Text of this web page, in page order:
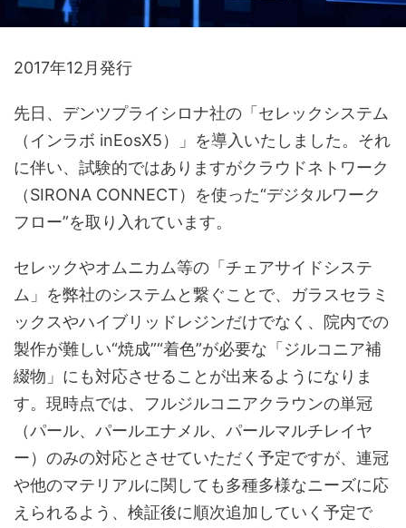
2017年12月発行
先日、デンツプライシロナ社の「セレックシステム
（インラボ inEosX5）」を導入いたしました。それ
に伴い、試験的ではありますがクラウドネトワーク
（SIRONA CONNECT）を使った“デジタルワーク
フロー”を取り入れています。
セレックやオムニカム等の「チェアサイドシステ
ム」を弊社のシステムと繋ぐことで、ガラスセラミ
ックスやハイブリッドレジンだけでなく、院内での
製作が難しい“焼成”“着色”が必要な「ジルコニア補
綴物」にも対応させることが出来るようになりま
す。現時点では、フルジルコニアクラウンの単冠
（パール、パールエナメル、パールマルチレイヤ
ー）のみの対応とさせていただく予定ですが、連冠
や他のマテリアルに関しても多種多様なニーズに応
えられるよう、検証後に順次追加していく予定で